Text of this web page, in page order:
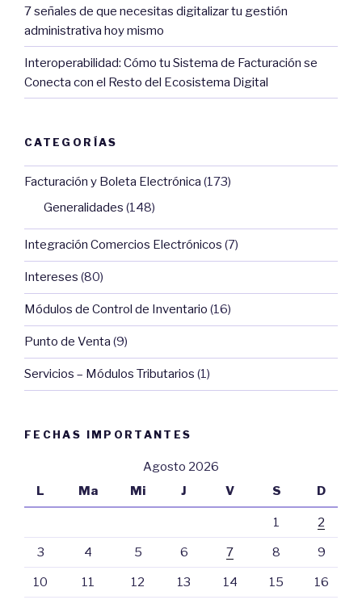
7 señales de que necesitas digitalizar tu gestión
administrativa hoy mismo
Interoperabilidad: Cómo tu Sistema de Facturación se
Conecta con el Resto del Ecosistema Digital
CATEGORÍAS
Facturación y Boleta Electrónica (173)
Generalidades (148)
Integración Comercios Electrónicos (7)
Intereses (80)
Módulos de Control de Inventario (16)
Punto de Venta (9)
Servicios – Módulos Tributarios (1)
FECHAS IMPORTANTES
Agosto 2026
L
Ma Mi J V S D
1 2
3 4 5 6 7 8 9
10 11 12 13 14 15 16